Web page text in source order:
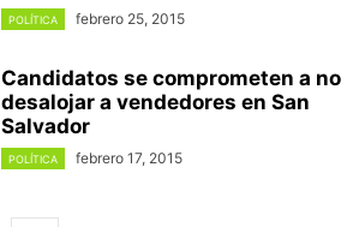
POLÍTICA febrero 25, 2015
Candidatos se comprometen a no
desalojar a vendedores en San
Salvador
POLÍTICA febrero 17, 2015